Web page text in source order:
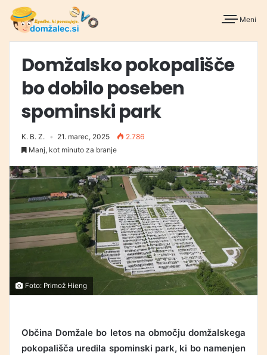
Meni
Domžalsko pokopališče
bo dobilo poseben
spominski park
K. B. Z. 21. marec, 2025
2.786
Manj, kot minuto za branje
Foto: Primož Hieng
Občina Domžale bo letos na območju domžalskega
pokopališča uredila spominski park, ki bo namenjen